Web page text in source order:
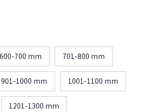
600-700 mm 701-800 mm
901-1000 mm 1001-1100 mm
1201-1300 mm